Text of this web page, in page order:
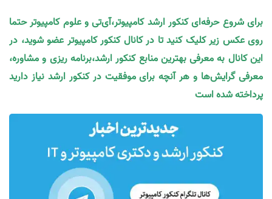
برای شروع حرفه‌ای کنکور ارشد کامپیوتر،آی‌تی و علوم کامپیوتر حتما
روی عکس زیر کلیک کنید تا در کانال کنکور کامپیوتر عضو شوید، در
این کانال به معرفی بهترین منابع کنکور ارشد،برنامه ریزی و مشاوره،
معرفی گرایش‌ها و هر آنچه برای موفقیت در کنکور ارشد نیاز دارید
پرداخته شده است